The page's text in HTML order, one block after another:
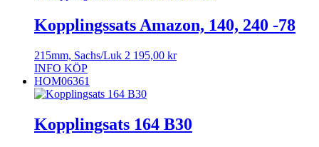
Kopplingssats Amazon, 140, 240 -78
215mm, Sachs/Luk 2 195,00 kr
INFO KÖP
HOM06361
Kopplingsats 164 B30